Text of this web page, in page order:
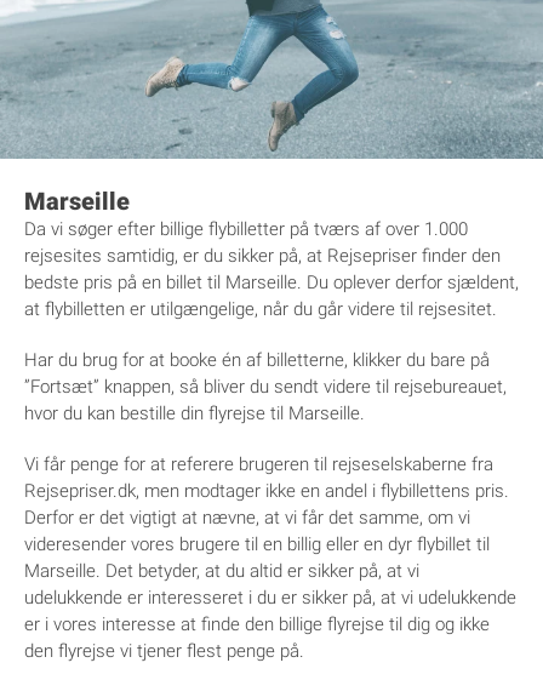
Marseille
Da vi søger efter billige flybilletter på tværs af over 1.000
rejsesites samtidig, er du sikker på, at Rejsepriser finder den
bedste pris på en billet til Marseille. Du oplever derfor sjældent,
at flybilletten er utilgængelige, når du går videre til rejsesitet.
Har du brug for at booke én af billetterne, klikker du bare på
”Fortsæt” knappen, så bliver du sendt videre til rejsebureauet,
hvor du kan bestille din flyrejse til Marseille.
Vi får penge for at referere brugeren til rejseselskaberne fra
Rejsepriser.dk, men modtager ikke en andel i flybillettens pris.
Derfor er det vigtigt at nævne, at vi får det samme, om vi
videresender vores brugere til en billig eller en dyr flybillet til
Marseille. Det betyder, at du altid er sikker på, at vi
udelukkende er interesseret i du er sikker på, at vi udelukkende
er i vores interesse at finde den billige flyrejse til dig og ikke
den flyrejse vi tjener flest penge på.